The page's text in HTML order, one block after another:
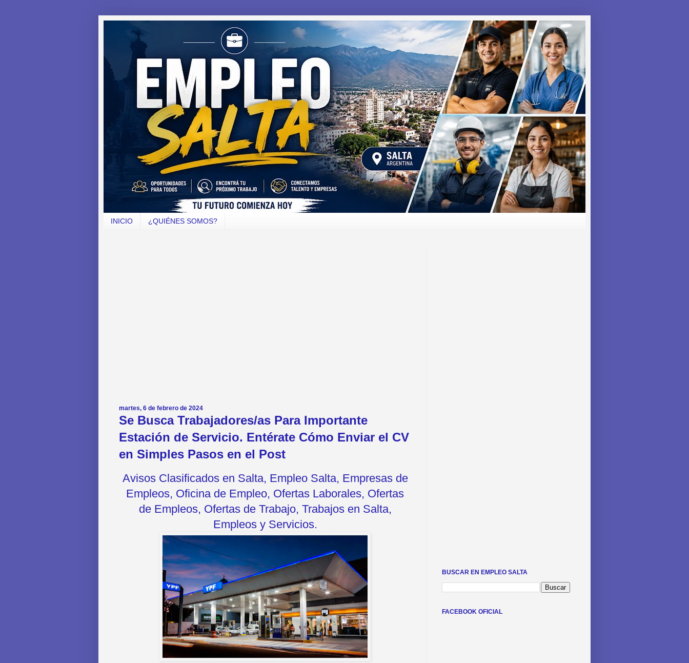
INICIO ¿QUIÉNES SOMOS?
martes, 6 de febrero de 2024
Se Busca Trabajadores/as Para Importante
Estación de Servicio. Entérate Cómo Enviar el CV
en Simples Pasos en el Post
Avisos Clasificados en Salta, Empleo Salta, Empresas de
Empleos, Oficina de Empleo, Ofertas Laborales, Ofertas
de Empleos, Ofertas de Trabajo, Trabajos en Salta,
Empleos y Servicios.
BUSCAR EN EMPLEO SALTA
FACEBOOK OFICIAL